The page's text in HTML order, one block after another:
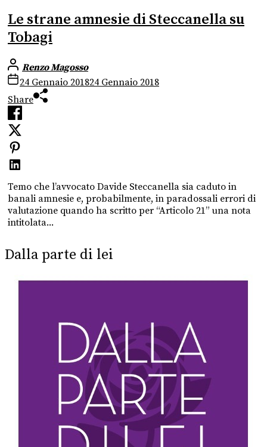
Le strane amnesie di Steccanella su
Tobagi
Renzo Magosso
24 Gennaio 201824 Gennaio 2018
Share
Temo che l’avvocato Davide Steccanella sia caduto in
banali amnesie e, probabilmente, in paradossali errori di
valutazione quando ha scritto per “Articolo 21” una nota
intitolata...
Dalla parte di lei